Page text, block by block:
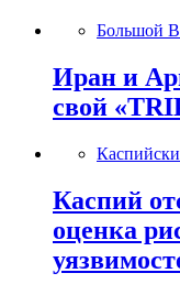
Большой
Иран и
свой
Каспий
оценка